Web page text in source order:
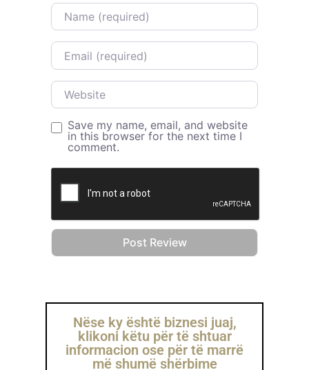
Name
Email
Website
Save my name, email, and website
in this browser for the next time I
comment.
Nëse ky është biznesi juaj,
klikoni këtu për të shtuar
informacion ose për të marrë
më shumë shërbime